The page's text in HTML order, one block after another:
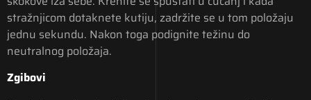
stražnjicom dotaknete kutiju, zadržite se u tom položaju
jednu sekundu. Nakon toga podignite težinu do
neutralnog položaja.
Zgibovi